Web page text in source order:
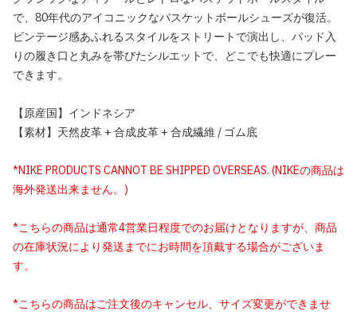
で、80年代のアイコニックなバスケットボールシューズが復活。
ビンテージ感あふれるスタイルをストリートで演出し、パッド入
りの履き口と丸みを帯びたシルエットで、どこでも快適にプレー
できます。
【原産国】インドネシア
【素材】天然皮革 + 合成皮革 + 合成繊維 / ゴム底
*NIKE PRODUCTS CANNOT BE SHIPPED OVERSEAS. (NIKEの商品は
海外発送出来ません。)
*こちらの商品は通常4営業日程度でのお届けとなりますが、商品
の在庫状況により発送までにお時間を頂戴する場合がございま
す。
*こちらの商品はご注文後のキャンセル、サイズ変更ができませ